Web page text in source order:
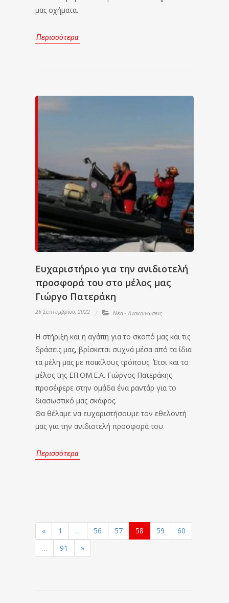
μας οχήματα.
Περισσότερα
Ευχαριστήριο για την ανιδιοτελή
προσφορά του στο μέλος μας
Γιώργο Πατεράκη
26 Σεπτεμβρίου, 2022 Νέα - Ανακοινώσεις
Η στήριξη και η αγάπη για το σκοπό μας και τις
δράσεις μας, βρίσκεται συχνά μέσα από τα ίδια
τα μέλη μας με ποικίλους τρόπους. Έτσι και το
μέλος της ΕΠ.ΟΜ.Ε.Α. Γιώργος Πατεράκης
προσέφερε στην ομάδα ένα ραντάρ για το
διασωστικό μας σκάφος.
Θα θέλαμε να ευχαριστήσουμε τον εθελοντή
μας για την ανιδιοτελή προσφορά του.
Περισσότερα
« 1 … 56 57 58 59
60
…
91 »